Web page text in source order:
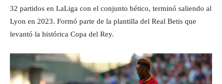
32 partidos en LaLiga con el conjunto bético, terminó saliendo al
Lyon en 2023. Formó parte de la plantilla del Real Betis que
levantó la histórica Copa del Rey.